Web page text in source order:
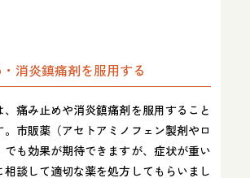
消炎鎮痛剤を服用する
痛み止めや消炎鎮痛剤を服用すること
。市販薬（アセトアミノフェン製剤やロ
でも効果が期待できますが、症状が重い
談して適切な薬を処方してもらいまし